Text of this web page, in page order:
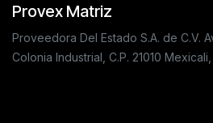
Provex Matriz
Proveedora Del Estado S.A. de C.V.
Colonia Industrial, C.P. 21010